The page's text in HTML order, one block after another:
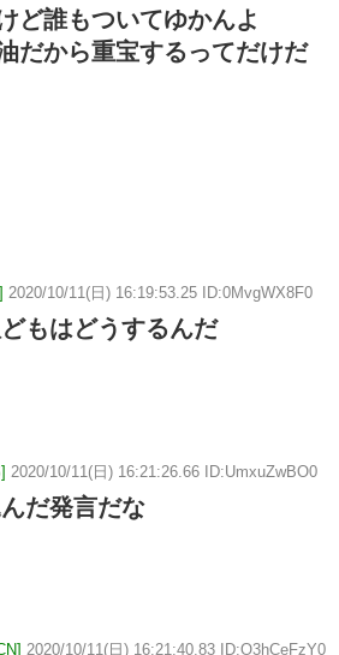
ど誰もついてゆかんよ
だから重宝するってだけだ
2020/10/11(日) 16:19:53.25 ID:0MvgWX8F0
もはどうするんだ
2020/10/11(日) 16:21:26.66 ID:UmxuZwBO0
だ発言だな
2020/10/11(日) 16:21:40.83 ID:O3hCeFzY0